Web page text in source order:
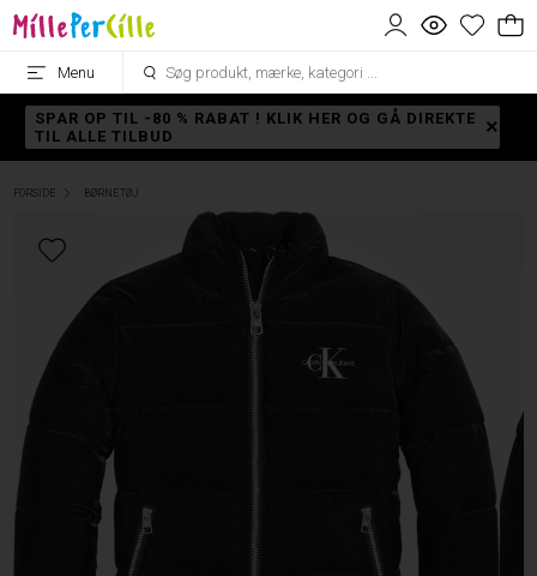
Menu
SPAR OP TIL -80 % RABAT ! KLIK HER OG GÅ DIREKTE
TIL ALLE TILBUD
FORSIDE BØRNETØJ